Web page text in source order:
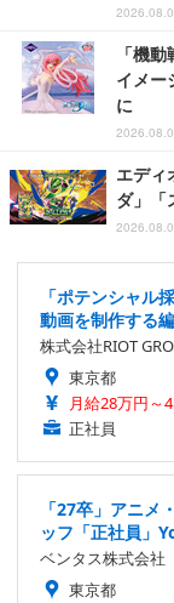
「機
イメー
に
エディ
ダ」「
「ポテンシャル
動画を制作する
株式会社RIOT
東京都
月給28万円～
正社員
「27卒」アニメ
ッフ「正社員」
ベンタス株式会社
東京都